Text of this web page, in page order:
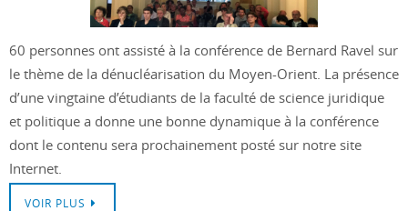
60 personnes ont assisté à la conférence de Bernard Ravel sur
le thème de la dénucléarisation du Moyen-Orient. La présence
d’une vingtaine d’étudiants de la faculté de science juridique
et politique a donne une bonne dynamique à la conférence
dont le contenu sera prochainement posté sur notre site
Internet.
VOIR PLUS